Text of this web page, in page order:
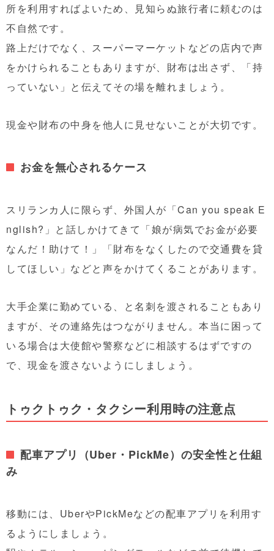
所を利用すればよいため、見知らぬ旅行者に頼むのは
不自然です。
路上だけでなく、スーパーマーケットなどの店内で声
をかけられることもありますが、財布は出さず、「持
っていない」と伝えてその場を離れましょう。
現金や財布の中身を他人に見せないことが大切です。
お金を無心されるケース
スリランカ人に限らず、外国人が 「Can you speak E
nglish?」と話しかけてきて「娘が病気でお金が必要
なんだ！助けて！」
「財布をなくしたので交通費を貸
してほしい」 などと声をかけてくることがあります。
大手企業に勤めている、と名刺を渡されることもあり
ますが、その連絡先はつながりません。本当に困って
いる場合は大使館や警察などに相談するはずですの
で、現金を渡さないようにしましょう。
トゥクトゥク・タクシー利用時の注意点
配車アプリ（Uber・PickMe）の安全性と仕組
み
移動には、UberやPickMeなどの配車アプリを利用す
るようにしましょう。